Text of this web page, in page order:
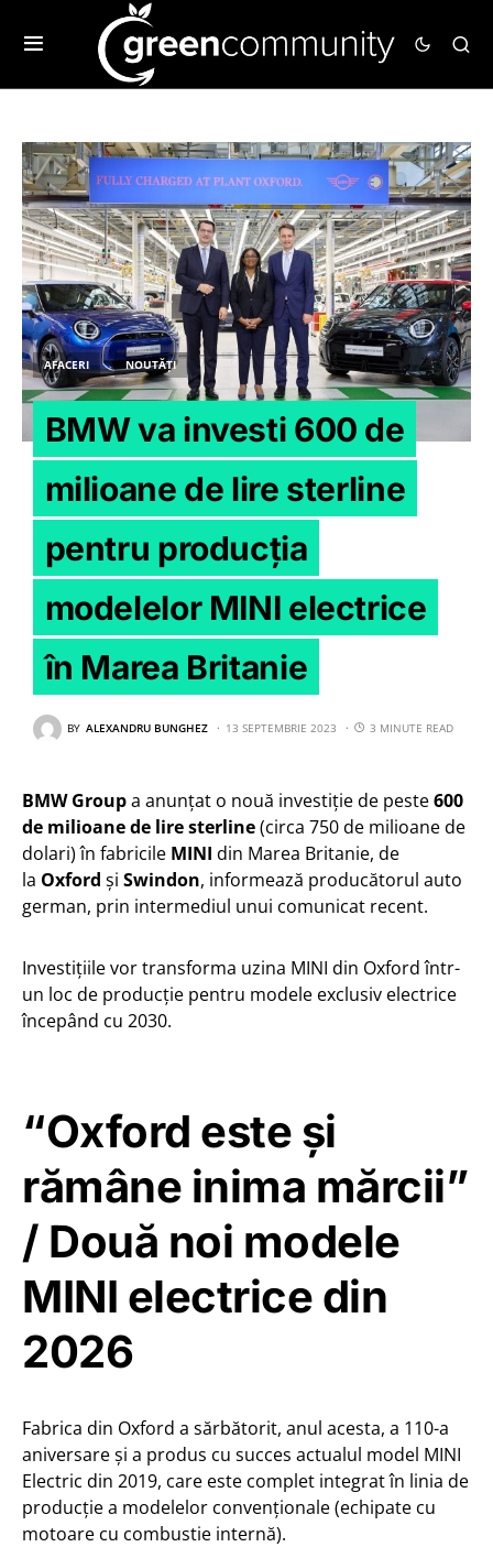
AFACERI NOUTĂȚI
BMW va investi 600 de
milioane de lire sterline
pentru producția
modelelor MINI electrice
în Marea Britanie
BY ALEXANDRU BUNGHEZ 13 SEPTEMBRIE 2023 3 MINUTE READ
BMW Groupa anunțat o nouă investiție de peste600
de milioane de lire sterline(circa 750 de milioane de
dolari) în fabricile MINI din Marea Britanie, de
la Oxford și Swindon, informează producătorul auto
german, prin intermediul unui comunicat recent.
Investițiile vor transforma uzina MINI din Oxford într-
un loc de producție pentru modele exclusiv electrice
începând cu 2030.
“Oxford este și
rămâne inima mărcii”
/ Două noi modele
MINI electrice din
2026
Fabrica din Oxford a sărbătorit, anul acesta, a 110-a
aniversare și a produs cu succes actualul model MINI
Electric din 2019, care este complet integrat în linia de
producție a modelelor convenționale (echipate cu
motoare cu combustie internă).